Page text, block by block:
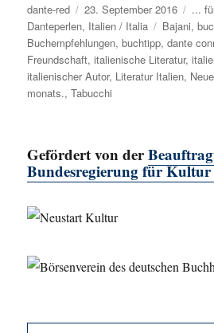
Autor
dante-red
Veröffentlicht
am
23. September 2016 ...
Danteperlen, Italien / Italia Bajani,
Buchempfehlungen,buchtipp,dante
Freundschaft,italienische Literatur,
italienischer Autor, Literatur Italien,
monats.,Tabucchi
Gefördert von der
Bundesregierung für